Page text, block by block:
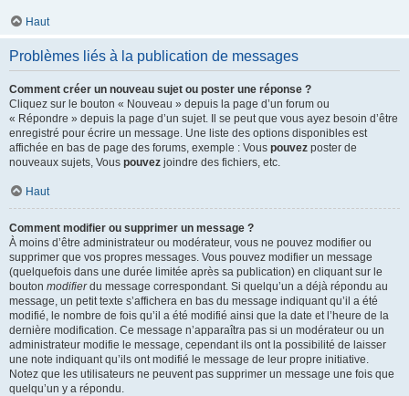
Haut
Problèmes liés à la publication de messages
Comment créer un nouveau sujet ou poster une réponse ?
Cliquez sur le bouton « Nouveau » depuis la page d’un forum ou
« Répondre » depuis la page d’un sujet. Il se peut que vous ayez besoin d’être
enregistré pour écrire un message. Une liste des options disponibles est
affichée en bas de page des forums, exemple : Vous pouvez poster de
nouveaux sujets, Vous pouvez joindre des fichiers, etc.
Haut
Comment modifier ou supprimer un message ?
À moins d’être administrateur ou modérateur, vous ne pouvez modifier ou
supprimer que vos propres messages. Vous pouvez modifier un message
(quelquefois dans une durée limitée après sa publication) en cliquant sur le
bouton modifierdu message correspondant. Si quelqu’un a déjà répondu au
message, un petit texte s’affichera en bas du message indiquant qu’il a été
modifié, le nombre de fois qu’il a été modifié ainsi que la date et l’heure de la
dernière modification. Ce message n’apparaîtra pas si un modérateur ou un
administrateur modifie le message, cependant ils ont la possibilité de laisser
une note indiquant qu’ils ont modifié le message de leur propre initiative.
Notez que les utilisateurs ne peuvent pas supprimer un message une fois que
quelqu’un y a répondu.